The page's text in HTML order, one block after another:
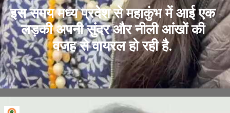
इस समय मध्य प्रदेश से महाकुंभ में आई एक
लड़की अपनी सुंदर और नीली आंखों की
वजह से वायरल हो रही है.